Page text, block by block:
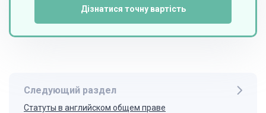
Дізнатися точну вартість
Следующий раздел
Статуты в английском общем праве